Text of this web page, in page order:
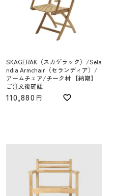
SKAGERAK（スカゲラック）/Sela
ndia Armchair（セランディア）/
アームチェア/チーク材 【納期】
ご注文後確認
110,880